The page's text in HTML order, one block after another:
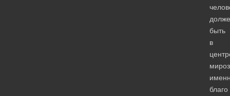
быть
в
благо